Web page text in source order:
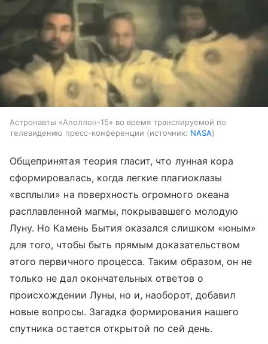
Астронавты «Аполлон-15» во время транслируемой по
телевидению пресс-конференции
источник: NASA
Общепринятая теория гласит, что лунная кора
сформировалась, когда легкие плагиоклазы
«всплыли» на поверхность огромного океана
расплавленной магмы, покрывавшего молодую
Луну. Но Камень Бытия оказался слишком «юным»
для того, чтобы быть прямым доказательством
этого первичного процесса. Таким образом, он не
только не дал окончательных ответов о
происхождении Луны, но и, наоборот, добавил
новые вопросы. Загадка формирования нашего
спутника остается открытой по сей день.